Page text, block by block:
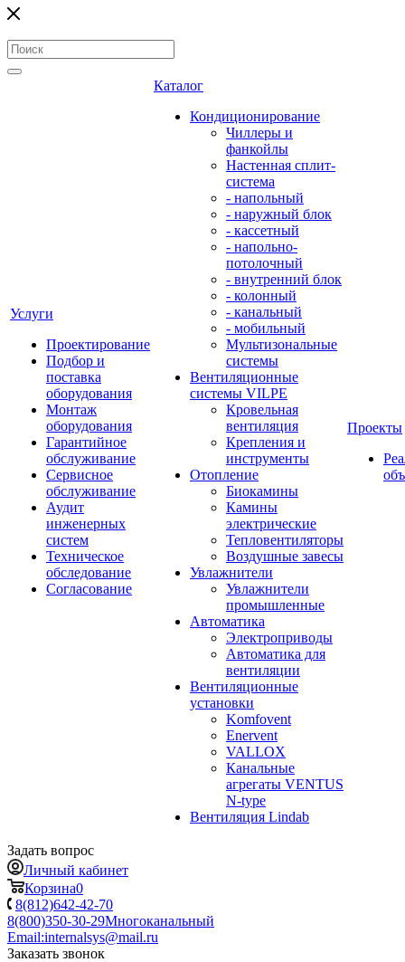
Услуги
Проектирование
Подбор и
поставка
оборудования
Монтаж
оборудования
Гарантийное
обслуживание
Сервисное
обслуживание
Аудит
инженерных
систем
Техническое
обследование
Согласование
Каталог
Кондиционирование
Чиллеры и
фанкойлы
Настенная сплит-
система
- напольный
- наружный блок
- кассетный
- напольно-
потолочный
- внутренний блок
- колонный
- канальный
- мобильный
Мультизональные
системы
Вентиляционные
системы VILPE
Кровельная
вентиляция
Крепления и
инструменты
Отопление
Биокамины
Камины
электрические
Тепловентиляторы
Воздушные завесы
Увлажнители
Увлажнители
промышленные
Автоматика
Электроприводы
Автоматика для
вентиляции
Вентиляционные
установки
Komfovent
Enervent
VALLOX
Канальные
агрегаты VENTUS
N-type
Вентиляция Lindab
Проекты
Задать вопрос
Личный кабинет
Корзина0
8(812)642-42-70
8(800)350-30-29Многоканальный
Email:internalsys@mail.ru
Заказать звонок